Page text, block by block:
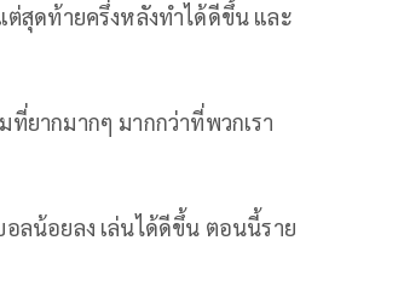
ต่สุดท้ายครึ่งหลังทำได้ดีขึ้น และ
ยากมากๆ มากกว่าที่พวกเรา
อลน้อยลง เล่นได้ดีขึ้น ตอนนี้ราย